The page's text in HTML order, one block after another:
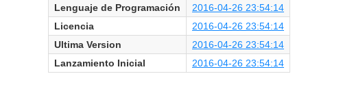
Lenguaje de Programación
2016-04-26 23:54:14
Licencia
2016-04-26 23:54:14
Ultima Version
2016-04-26 23:54:14
Lanzamiento Inicial
2016-04-26 23:54:14